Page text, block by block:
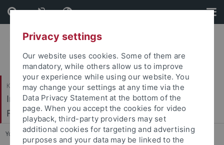
Skip
to
content
Skip
to
footer
Katholisch-Theologische Fakultät
Institut für Ökumenische und Interreligiöse
Forschung
You are here: Startseite ... Institut
Privacy settings
Our website uses cookies. Some of them are
mandatory, while others allow us to improve
your experience while using our website. You
may change your settings at any time via the
Data Privacy Statement at the bottom of the
page. When you accept the cookies for video
playback, third-party providers may set
additional cookies for targeting and advertising
purposes and your data may be linked to the